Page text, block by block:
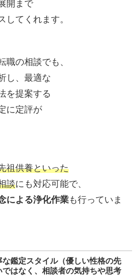
開まで
してくれます。
職の相談でも、
し、最適な
を提案する
に定評が
祖供養といった
談にも対応可能で、
による浄化作業も行っていま
鑑定スタイル（優しい性格の先
はなく、相談者の気持ちや思考